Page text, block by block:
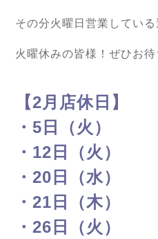
その分火曜日営業してい
火曜休みの皆様！ぜひお
【2月店休日】
・5日（火）
・12日（火）
・20日（水）
・21日（木）
・26日（火）